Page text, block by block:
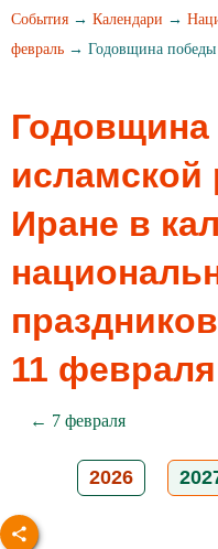
События → Календари →
февраль → Годовщина победы
Иране в
11 февраля
← 7 февраля
2026